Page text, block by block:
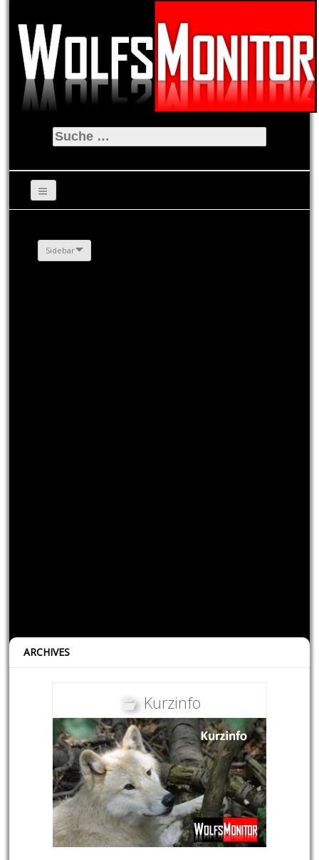
Suche
nach:
Sidebar
ARCHIVES
Kurzinfo